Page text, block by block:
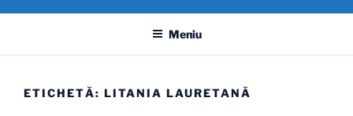
Meniu
ETICHETĂ: LITANIA LAURETANĂ